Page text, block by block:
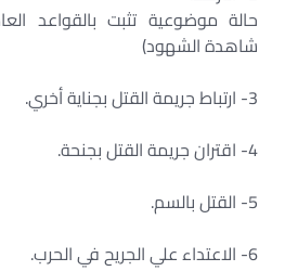
حالة موضوعية تثبت بالقواعد
شاهدة الشهود)
3- ارتباط جريمة القتل بجناية أخري.
4- اقتران جريمة القتل بجنحة.
5- القتل بالسم.
6- الاعتداء علي الجريح في الحرب.